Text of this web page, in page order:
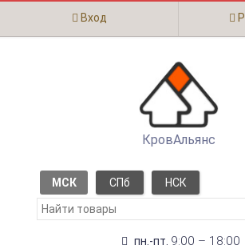
Вход
КровАльянс
МСК СПб НСК
пн.-пт. 9:00 – 18:00